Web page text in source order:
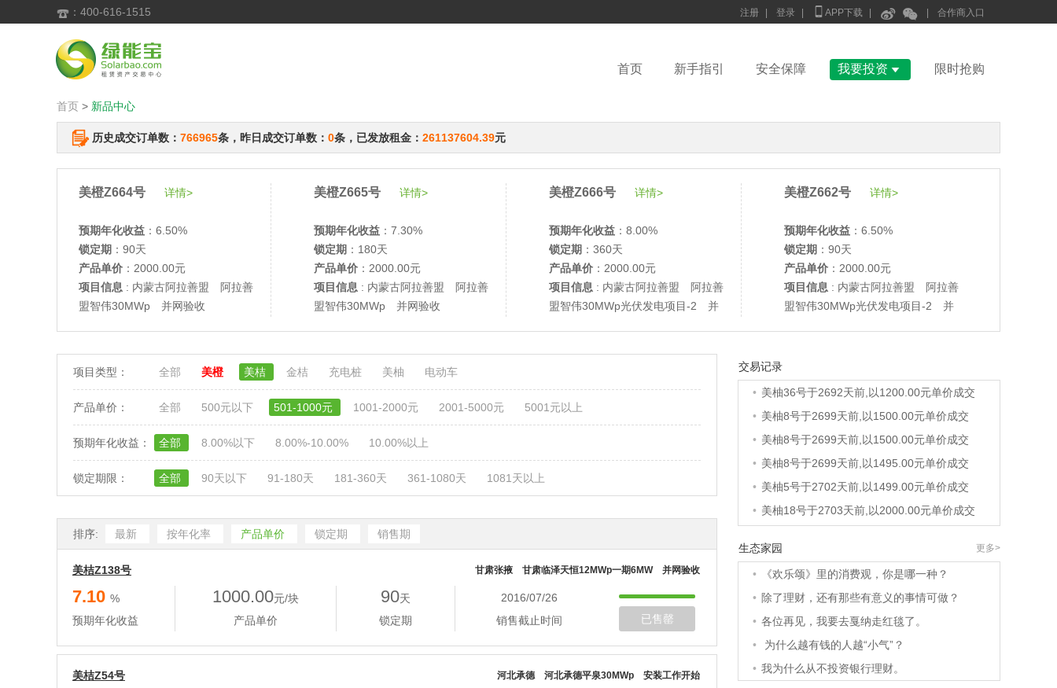
 ：400-616-1515 注册 登录  APP下载   合作商入口
首页 新手指引 安全保障 我要投资  限时抢购
首页 > 新品中心
历史成交订单数： 766965条，昨日成交订单数： 0条，已发放租金： 261137604.39元
美橙Z664号 详情>
预期年化收益 ：6.50%
锁定期 ：90天
产品单价 ：2000.00元
项目信息 : 内蒙古阿拉善盟 阿拉善
盟智伟30MWp 并网验收
美橙Z665号 详情>
预期年化收益 ：7.30%
锁定期 ：180天
产品单价 ：2000.00元
项目信息 : 内蒙古阿拉善盟 阿拉善
盟智伟30MWp 并网验收
美橙Z666号 详情>
预期年化收益 ：8.00%
锁定期 ：360天
产品单价 ：2000.00元
项目信息 : 内蒙古阿拉善盟 阿拉善
盟智伟30MWp光伏发电项目-2 并
美橙Z662号 详情>
预期年化收益 ：6.50%
锁定期 ：90天
产品单价 ：2000.00元
项目信息 : 内蒙古阿拉善盟 阿拉善
盟智伟30MWp光伏发电项目-2 并
项目类型： 全部 美橙 美桔 金桔 充电桩 美柚 电动车
产品单价： 全部 500元以下 501-1000元 1001-2000元 2001-5000元 5001元以上
预期年化收益： 全部 8.00%以下 8.00%-10.00% 10.00%以上
锁定期限： 全部 90天以下 91-180天 181-360天 361-1080天 1081天以上
排序: 最新 按年化率 产品单价 锁定期 销售期
美桔Z138号 甘肃张掖 甘肃临泽天恒12MWp一期6MW 并网验收
7.10 %
预期年化收益
1000.00元/块
产品单价
90天
锁定期
2016/07/26
销售截止时间
已售罄
美桔Z54号 河北承德 河北承德平泉30MWp 安装工作开始
交易记录
美柚27号于2689天前,以1995.00元单价成交
• 美柚36号于2692天前,以1200.00元单价成交
• 美柚8号于2699天前,以1500.00元单价成交
• 美柚8号于2699天前,以1500.00元单价成交
• 美柚8号于2699天前,以1495.00元单价成交
• 美柚5号于2702天前,以1499.00元单价成交
• 美柚18号于2703天前,以2000.00元单价成交
• 美柚5号于2703天前,以1499.00元单价成交
• 美柚38号于2704天前,以1500.00元单价成交
美柚20号于2718天前,以1495.00元单价成交
美柚38号于2721天前,以1500.00元单价成交
美柚10号于2721天前,以2000.00元单价成交
美柚8号于2723天前,以1490.00元单价成交
• 美柚5号于2726天前,以1498.00元单价成交
生态家园 更多>
•
《欢乐颂》里的消费观，你是哪一种？
• 除了理财，还有那些有意义的事情可做？
• 各位再见，我要去戛纳走红毯了。
•
为什么越有钱的人越“小气”？
• 我为什么从不投资银行理财。